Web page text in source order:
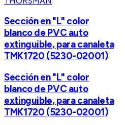
Sección en "L" color
blanco de PVC auto
extinguible, para canaleta
TMK1720 (5230-02001)
Sección en "L" color
blanco de PVC auto
extinguible, para canaleta
TMK1720 (5230-02001)